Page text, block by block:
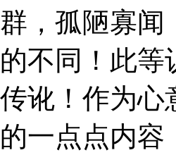
群，孤陋寡闻
的不同！此等
传讹！作为心
的一点点内容